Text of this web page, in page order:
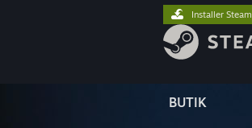
BUTIK
Installer Steam